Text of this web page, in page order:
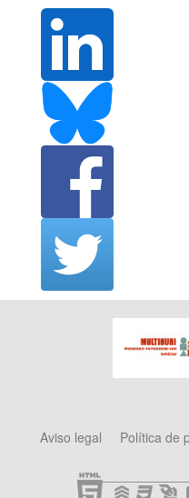
Aviso legal Política de